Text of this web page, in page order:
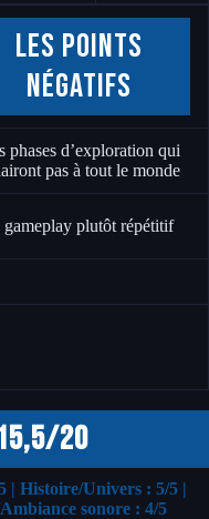
Les points
négatifs
phases d’exploration qui
pas à tout le monde
gameplay plutôt répétitif
20
| Histoire/Univers : 5/5|
sonore : 4/5